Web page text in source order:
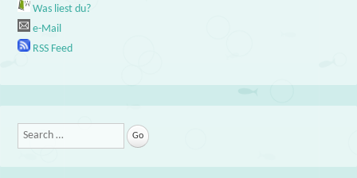
Was liest du?
e-Mail
RSS Feed
Search